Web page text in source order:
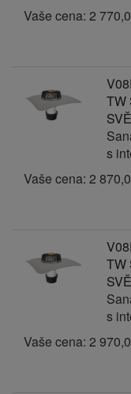
Vaše cena: 2
TW
s
Vaše cena: 2
TW
s
Vaše cena: 2